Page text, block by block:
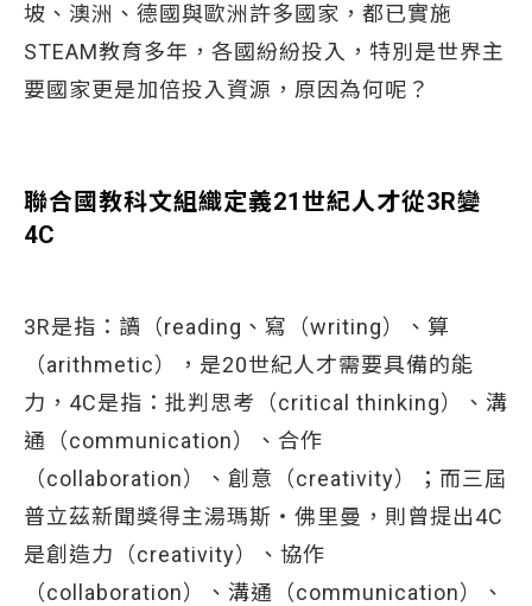
坡、澳洲、德國與歐洲許多國家，都已實施
STEAM教育多年，各國紛紛投入，特別是世界主
要國家更是加倍投入資源，原因為何呢？
聯合國教科文組織定義21世紀人才從3R變
4C
3R是指：讀（reading、寫（writing）、算
（arithmetic），是20世紀人才需要具備的能
力，4C是指：批判思考（critical thinking）、溝
通（communication）、合作
（collaboration）、創意（creativity）；而三屆
普立茲新聞獎得主湯瑪斯‧佛里曼，則曾提出4C
是創造力（creativity）、協作
（collaboration）、溝通（communication）、